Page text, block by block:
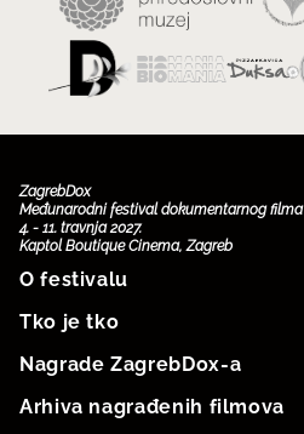
ZagrebDox
Međunarodni festival dokumentarnog filma
4. - 11. travnja 2027.
Kaptol Boutique Cinema, Zagreb
O festivalu
Tko je tko
Nagrade ZagrebDox-a
Arhiva nagrađenih filmova